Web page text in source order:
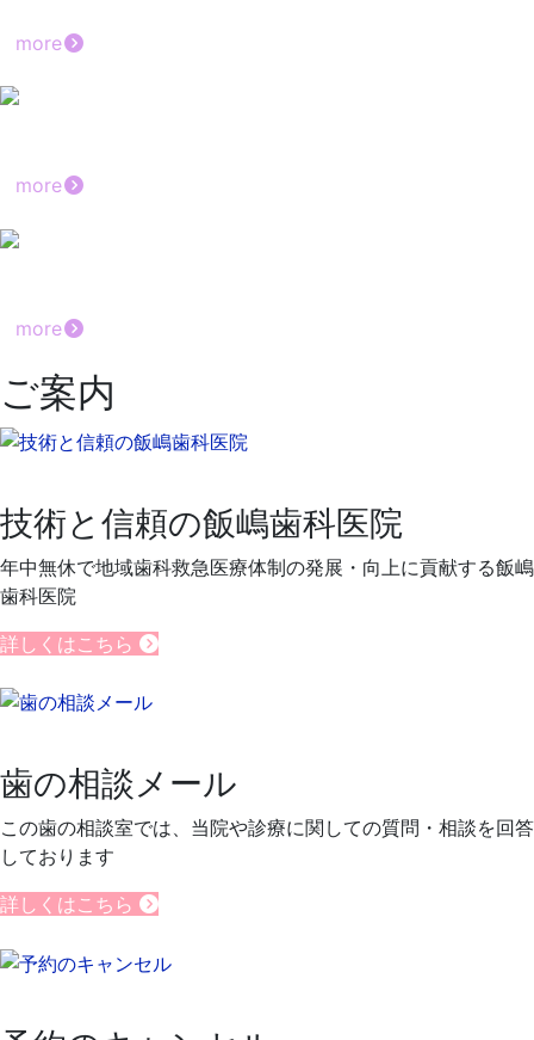
more
more
more
ご案内
技術と信頼の飯嶋歯科医院
年中無休で地域歯科救急医療体制の発展・向上に貢献する飯嶋
歯科医院
詳しくはこちら
歯の相談メール
この歯の相談室では、当院や診療に関しての質問・相談を回答
しております
詳しくはこちら